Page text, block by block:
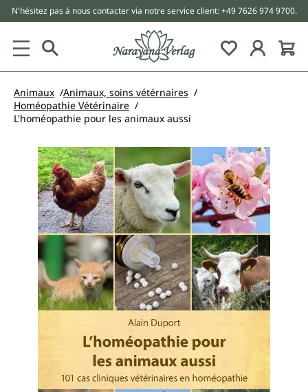
principal
N'hésitez pas à nous contacter via notre service client: +49 7626 974 9700.
Animaux
Animaux, soins vétérnaires
Homéopathie Vétérinaire
L'homéopathie pour les animaux aussi
Ignorer la galerie d'images